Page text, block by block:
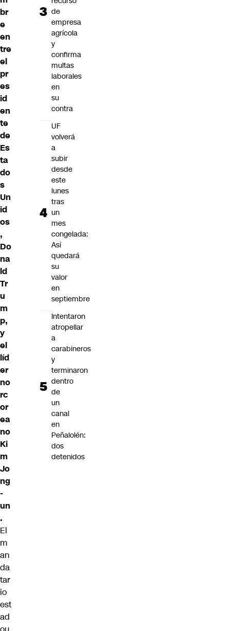
br
e
en
tre
el
pr
es
id
en
te
de
Es
ta
do
s
Un
id
os
,
Do
na
ld
Tr
u
m
p,
y
el
líd
er
no
rc
or
ea
no
Ki
m
Jo
ng
-
un
.
El
m
an
da
tar
io
est
ad
de
empresa
agrícola
y
confirma
multas
laborales
en
su
contra
UF
volverá
a
subir
desde
este
lunes
tras
un
mes
congelada:
Así
quedará
su
valor
en
septiembre
Intentaron
atropellar
a
carabineros
y
terminaron
dentro
de
un
canal
en
Peñalolén:
dos
detenidos